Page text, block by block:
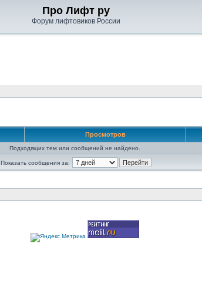
Про Лифт ру
Форум лифтовиков России
Просмотров
Подходящих тем или сообщений не найдено.
Показать сообщения за: